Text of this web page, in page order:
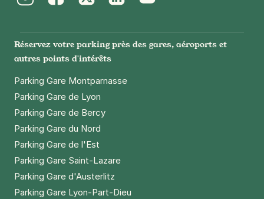
Réservez votre parking près des gares, aéroports et
autres points d'intérêts
Parking Gare Montparnasse
Parking Gare de Lyon
Parking Gare de Bercy
Parking Gare du Nord
Parking Gare de l'Est
Parking Gare Saint-Lazare
Parking Gare d'Austerlitz
Parking Gare Lyon-Part-Dieu